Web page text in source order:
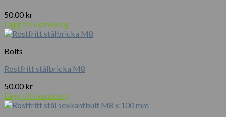
50.00 kr
Lägg till i varukorg
Bolts
Rostfritt stålbricka M8
50.00 kr
Lägg till i varukorg